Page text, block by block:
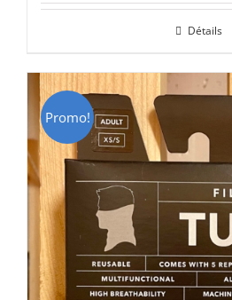
CHF 69.00.CHF 49.00.
Détails
Promo!